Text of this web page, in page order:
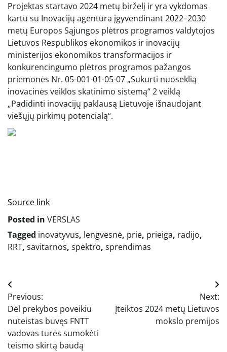
Projektas startavo 2024 metų birželį ir yra vykdomas
kartu su Inovacijų agentūra įgyvendinant 2022–2030
metų Europos Sąjungos plėtros programos valdytojos
Lietuvos Respublikos ekonomikos ir inovacijų
ministerijos ekonomikos transformacijos ir
konkurencingumo plėtros programos pažangos
priemonės Nr. 05-001-01-05-07 „Sukurti nuoseklią
inovacinės veiklos skatinimo sistemą“ 2 veiklą
„Padidinti inovacijų paklausą Lietuvoje išnaudojant
viešųjų pirkimų potencialą“.
Source link
Posted in VERSLAS
Tagged inovatyvus, lengvesnė, prie, prieiga, radijo,
RRT, savitarnos, spektro, sprendimas
Navigacija
tarp
įrašų
Previous:
Dėl prekybos poveikiu
nuteistas buvęs FNTT
vadovas turės sumokėti
teismo skirtą baudą
Next:
Įteiktos 2024 metų Lietuvos
mokslo premijos